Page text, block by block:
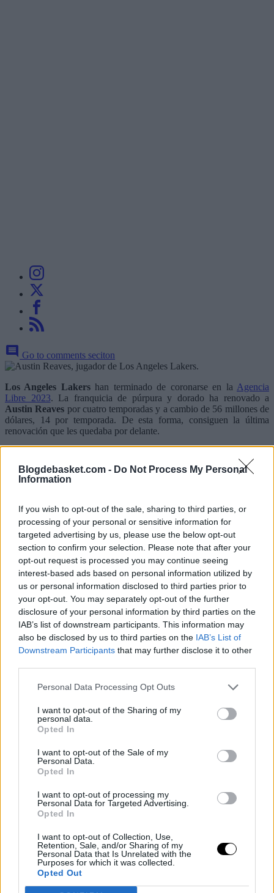
Blogdebasket.com - Do Not Process My Personal
Information
If you wish to opt-out of the sale, sharing to third parties, or
processing of your personal or sensitive information for
targeted advertising by us, please use the below opt-out
section to confirm your selection. Please note that after your
opt-out request is processed you may continue seeing
interest-based ads based on personal information utilized by
us or personal information disclosed to third parties prior to
your opt-out. You may separately opt-out of the further
disclosure of your personal information by third parties on the
IAB’s list of downstream participants. This information may
also be disclosed by us to third parties on the IAB’s List of
Downstream Participants that may further disclose it to other
Personal Data Processing Opt Outs
I want to opt-out of the Sharing of my
personal data.
Opted In
I want to opt-out of the Sale of my
Personal Data.
Opted In
I want to opt-out of processing my
Personal Data for Targeted Advertising.
Opted In
I want to opt-out of Collection, Use,
Retention, Sale, and/or Sharing of my
Personal Data that Is Unrelated with the
Purposes for which it was collected.
Opted Out
Go to comments seciton
Los Angeles Lakershan terminado de coronarse en la Agencia
Libre 2023. La franquicia de púrpura y dorado ha renovado a
Austin Reaves por cuatro temporadas y a cambio de 56 millones de
dólares, 14 por temporada. De esta forma, consiguen la última
renovación que les quedaba por delante.
Últimos artículos
Nike prepara el regreso de Kobe Bryant
en 2027
Jorge P. Borreguero- 09 Aug 2026
Nike sorprende con las nuevas zapatillas de Kobe Bryant: así será su